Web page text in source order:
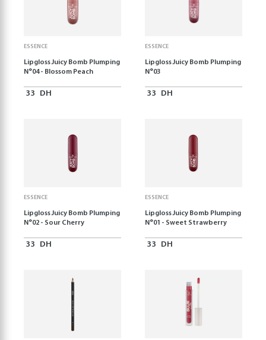
ESSENCE
Lipgloss Juicy Bomb Plumping
N°04 - Blossom Peach
33 DH
ESSENCE
Lipgloss Juicy Bomb Plumping
N°03
33 DH
ESSENCE
Lipgloss Juicy Bomb Plumping
N°02 - Sour Cherry
33 DH
ESSENCE
Lipgloss Juicy Bomb Plumping
N°01 - Sweet Strawberry
33 DH